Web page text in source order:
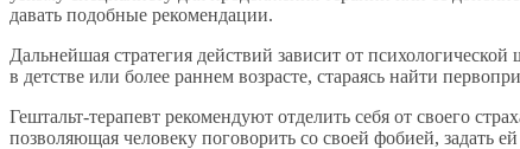
давать подобные рекомендации.
Дальнейшая стратегия действий зависит от
в детстве или более раннем возрасте, стараясь найти
Гештальт-терапевт рекомендуют отделить себя от своего
позволяющая человеку поговорить со своей фобией, задать